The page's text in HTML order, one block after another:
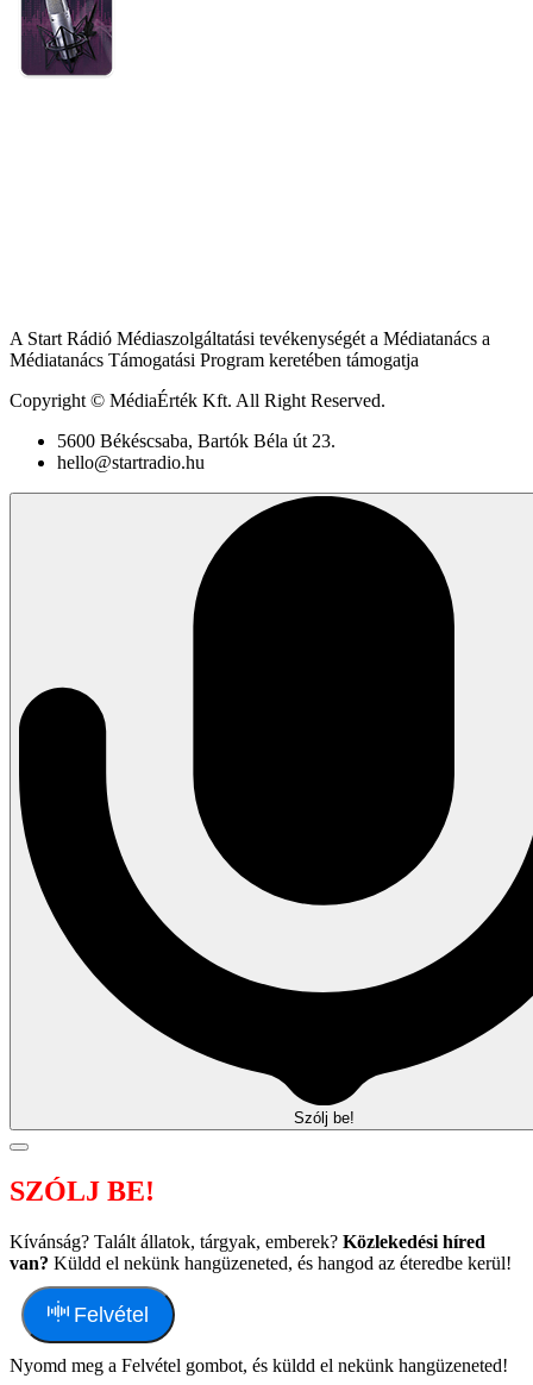
A Start Rádió Médiaszolgáltatási tevékenységét a Médiatanács a
Médiatanács Támogatási Program keretében támogatja
Copyright © MédiaÉrték Kft. All Right Reserved.
5600 Békéscsaba, Bartók Béla út 23.
hello@startradio.hu
Szólj be!
SZÓLJ BE!
Kívánság? Talált állatok, tárgyak, emberek? Közlekedési híred
van? Küldd el nekünk hangüzeneted, és hangod az éteredbe kerül!
Felvétel
Nyomd meg a Felvétel gombot, és küldd el nekünk hangüzeneted!